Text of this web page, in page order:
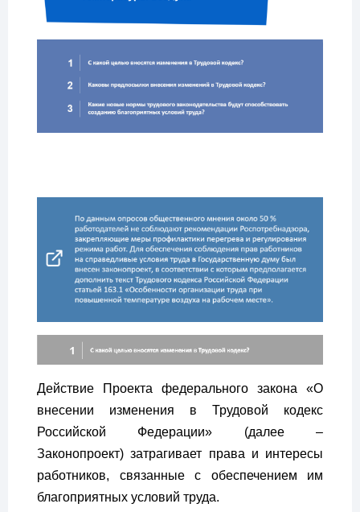
Действие Проекта федерального закона «О
внесении изменения в Трудовой кодекс
Российской Федерации» (далее –
Законопроект) затрагивает права и интересы
работников, связанные с обеспечением им
благоприятных условий труда.